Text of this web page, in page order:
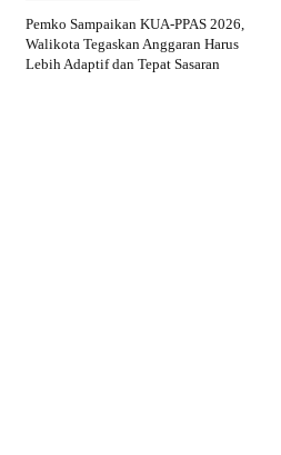
Pemko Sampaikan KUA-PPAS 2026,
Walikota Tegaskan Anggaran Harus
Lebih Adaptif dan Tepat Sasaran